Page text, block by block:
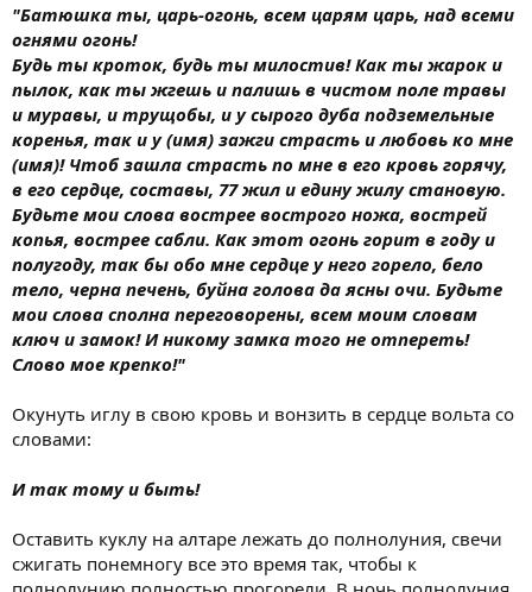
"Батюшка ты, царь-огонь, всем царям царь, над всеми
огнями огонь!
Будь ты кроток, будь ты милостив! Как ты жарок и
пылок, как ты жгешь и палишь в чистом поле травы
и муравы, и трущобы, и у сырого дуба подземельные
коренья, так и у (имя) зажги страсть и любовь ко мне
(имя)! Чтоб зашла страсть по мне в его кровь горячу,
в его сердце, составы, 77 жил и едину жилу становую.
Будьте мои слова вострее вострого ножа, вострей
копья, вострее сабли. Как этот огонь горит в году и
полугоду, так бы обо мне сердце у него горело, бело
тело, черна печень, буйна голова да ясны очи. Будьте
мои слова сполна переговорены, всем моим словам
ключ и замок! И никому замка того не отпереть!
Слово мое крепко!"
Окунуть иглу в свою кровь и вонзить в сердце вольта со
словами:
И так тому и быть!
Оставить куклу на алтаре лежать до полнолуния, свечи
сжигать понемногу все это время так, чтобы к